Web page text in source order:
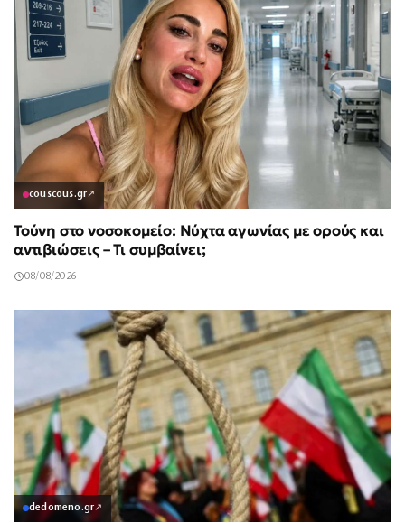
couscous.gr↗
Τούνη στο νοσοκομείο: Νύχτα αγωνίας με ορούς και
αντιβιώσεις – Τι συμβαίνει;
08/08/2026
dedomeno.gr↗